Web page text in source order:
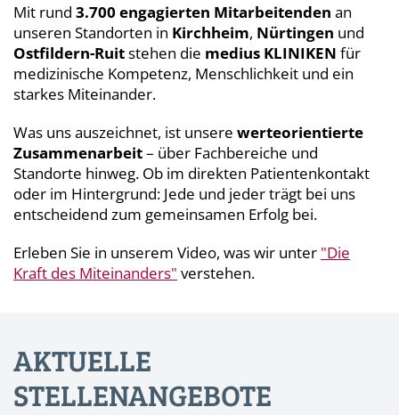
Mit rund 3.700 engagierten Mitarbeitenden an
unseren Standorten in Kirchheim, Nürtingen und
Ostfildern-Ruitstehen die medius KLINIKEN für
medizinische Kompetenz, Menschlichkeit und ein
starkes Miteinander.
Was uns auszeichnet, ist unsere werteorientierte
Zusammenarbeit– über Fachbereiche und
Standorte hinweg. Ob im direkten Patientenkontakt
oder im Hintergrund: Jede und jeder trägt bei uns
entscheidend zum gemeinsamen Erfolg bei.
Erleben Sie in unserem Video, was wir unter "Die
Kraft des Miteinanders" verstehen.
AKTUELLE
STELLENANGEBOTE